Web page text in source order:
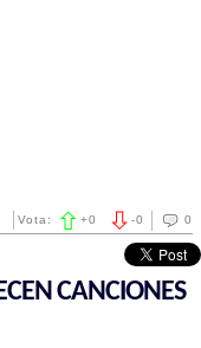
0
-0
Vota: +0
CANCIONES